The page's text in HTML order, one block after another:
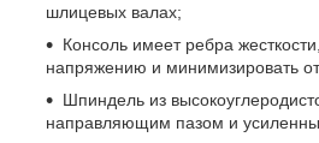
шлицевых валах;
Консоль имеет ребра
напряжению и минимизировать
Шпиндель из
направляющим пазом и